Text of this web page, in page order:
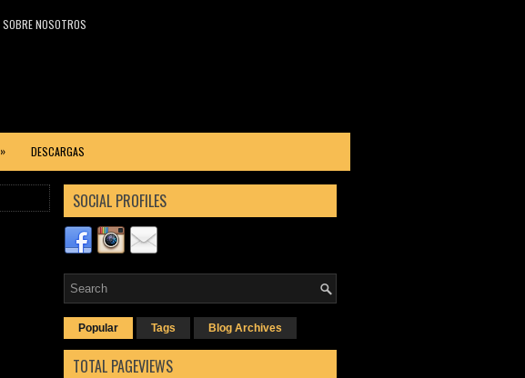
SOBRE NOSOTROS
» DESCARGAS
SOCIAL PROFILES
Popular Tags Blog Archives
TOTAL PAGEVIEWS